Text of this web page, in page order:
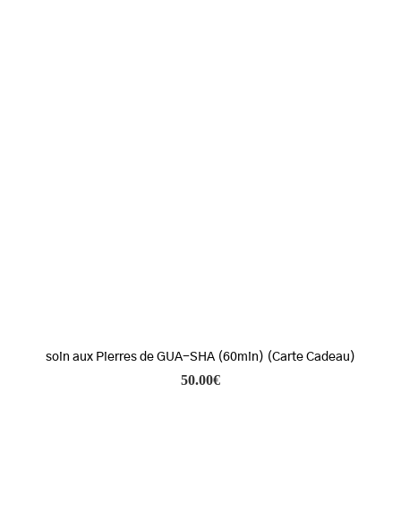
soin aux Pierres de GUA-SHA (60min) (Carte Cadeau)
50.00€